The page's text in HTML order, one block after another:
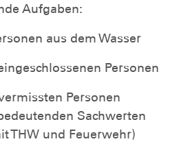
Aufgaben:
aus dem Wasser
Personen
Personen
Sachwerten
THW und Feuerwehr)